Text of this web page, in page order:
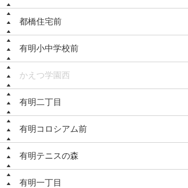
都橋住宅前
有明小中学校前
かえつ学園西
有明二丁目
有明コロシアム前
有明テニスの森
有明一丁目